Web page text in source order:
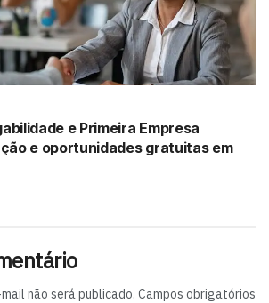
e Primeira Empresa
e oportunidades gratuitas em
não será publicado. Campos obrigatórios